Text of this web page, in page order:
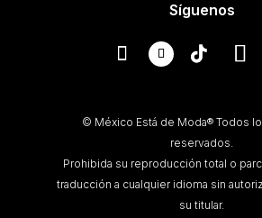
Síguenos
© México Está de Moda® Todos
reservados.
Prohibida su reproducción total o
traducción a cualquier idioma sin
su titular.